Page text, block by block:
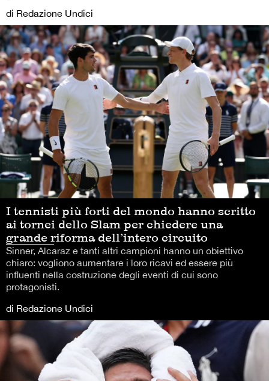
di Redazione Undici
I tennisti più forti del mondo hanno scritto
ai tornei dello Slam per chiedere una
grande riforma dell’intero circuito
Sinner, Alcaraz e tanti altri campioni hanno un obiettivo
chiaro: vogliono aumentare i loro ricavi ed essere più
influenti nella costruzione degli eventi di cui sono
protagonisti.
di Redazione Undici